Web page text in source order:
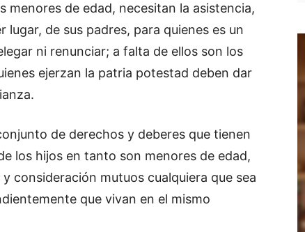
menores de edad, necesitan la asistencia,
de sus padres, para quienes es un
ni renunciar; a falta de ellos son los
ejerzan la patria potestad deben dar
de derechos y deberes que tienen
los hijos en tanto son menores de edad,
consideración mutuos cualquiera que sea
que vivan en el mismo